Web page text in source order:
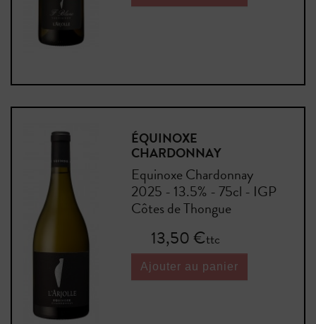
ÉQUINOXE
CHARDONNAY
Equinoxe Chardonnay
2025 - 13.5% - 75cl - IGP
Côtes de Thongue
Prix13,50 €ttc
Ajouter au panier